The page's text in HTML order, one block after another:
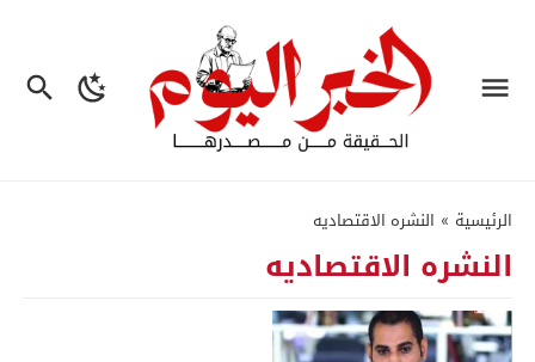
الرئيسية » النشره الاقتصاديه
النشره الاقتصاديه